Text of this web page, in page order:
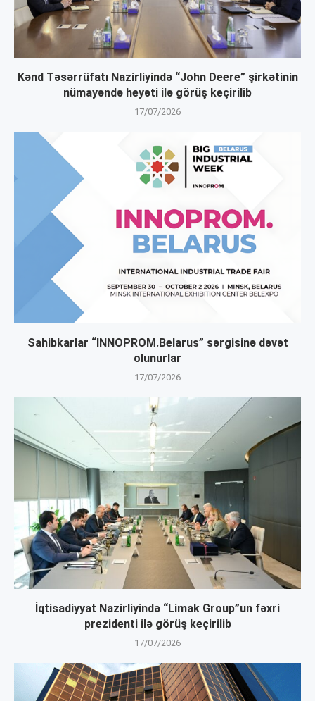
Kənd Təsərrüfatı Nazirliyində “John Deere” şirkətinin
nümayəndə heyəti ilə görüş keçirilib
17/07/2026
Sahibkarlar “INNOPROM.Belarus” sərgisinə dəvət
olunurlar
17/07/2026
İqtisadiyyat Nazirliyində “Limak Group”un fəxri
prezidenti ilə görüş keçirilib
17/07/2026